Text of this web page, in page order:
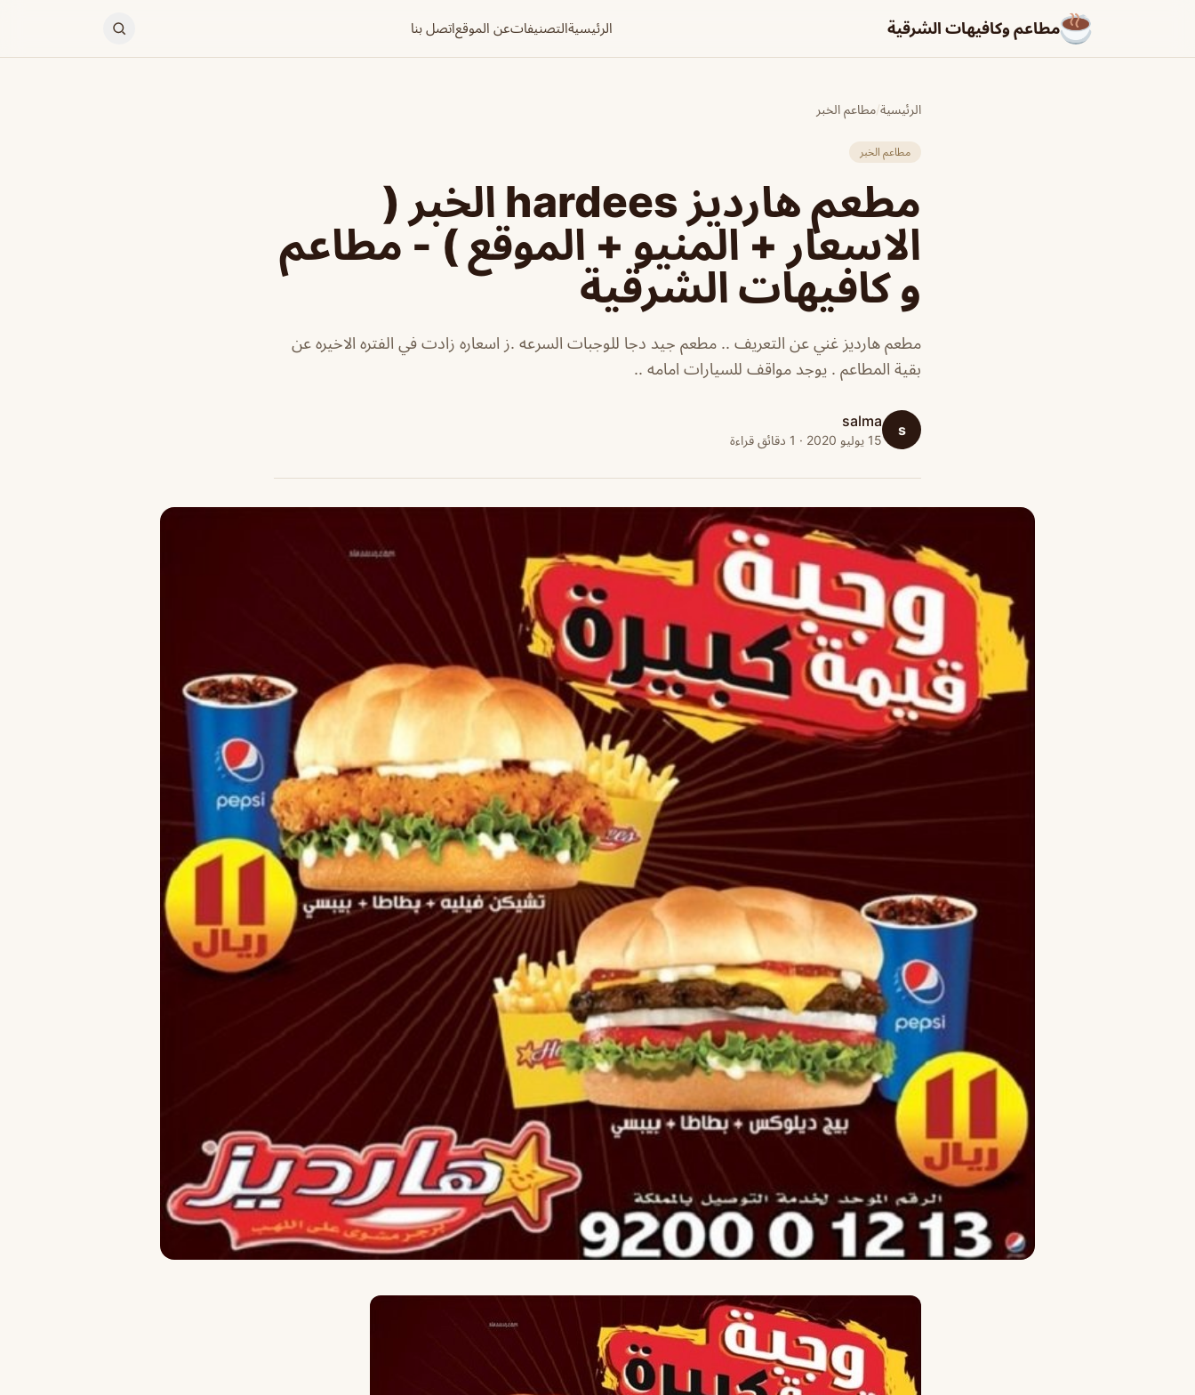
مطاعم وكافيهات الشرقية الرئيسيةالتصنيفاتعن الموقعاتصل بنا
الرئيسية/مطاعم الخبر
مطاعم الخبر
مطعم هارديز hardees الخبر (
الاسعار + المنيو + الموقع ) - مطاعم
و كافيهات الشرقية
مطعم هارديز غني عن التعريف .. مطعم جيد دجا للوجبات السرعه .ز اسعاره زادت في الفتره الاخيره عن
بقية المطاعم . يوجد مواقف للسيارات امامه ..
s
salma
15 يوليو 2020 · 1 دقائق قراءة